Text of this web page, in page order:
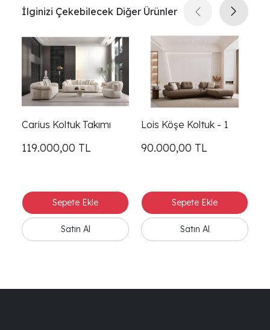
İlginizi Çekebilecek Diğer Ürünler
Carius Koltuk Takımı
119.000,00 TL
Lois Köşe Koltuk - 1
90.000,00 TL